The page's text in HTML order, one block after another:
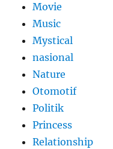
Movie
Music
Mystical
nasional
Nature
Otomotif
Politik
Princess
Relationship